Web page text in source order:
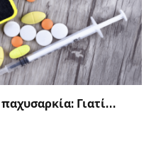
Γιατί…